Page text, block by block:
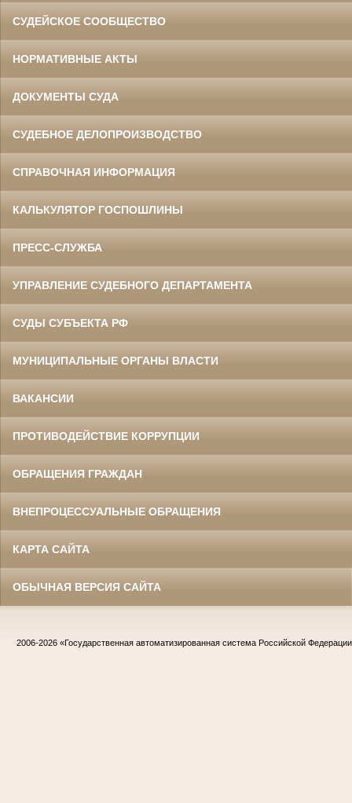
СУДЕЙСКОЕ СООБЩЕСТВО
НОРМАТИВНЫЕ АКТЫ
ДОКУМЕНТЫ СУДА
СУДЕБНОЕ ДЕЛОПРОИЗВОДСТВО
СПРАВОЧНАЯ ИНФОРМАЦИЯ
КАЛЬКУЛЯТОР ГОСПОШЛИНЫ
ПРЕСС-СЛУЖБА
УПРАВЛЕНИЕ СУДЕБНОГО ДЕПАРТАМЕНТА
СУДЫ СУБЪЕКТА РФ
МУНИЦИПАЛЬНЫЕ ОРГАНЫ ВЛАСТИ
ВАКАНСИИ
ПРОТИВОДЕЙСТВИЕ КОРРУПЦИИ
ОБРАЩЕНИЯ ГРАЖДАН
ВНЕПРОЦЕССУАЛЬНЫЕ ОБРАЩЕНИЯ
КАРТА САЙТА
ОБЫЧНАЯ ВЕРСИЯ САЙТА
2006-2026 «Государственная автоматизированная система Российской